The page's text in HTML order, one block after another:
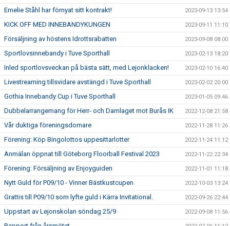
Emelie Ståhl har förnyat sitt kontrakt! 2023-09-13 13:54
KICK OFF MED INNEBANDYKUNGEN 2023-09-11 11:10
Försäljning av höstens Idrottsrabatten 2023-09-08 08:00
Sportlovsinnebandy i Tuve Sporthall 2023-02-13 18:20
Inled sportlovsveckan på bästa sätt, med Lejonklacken! 2023-02-10 16:40
Livestreaming tillsvidare avstängd i Tuve Sporthall 2023-02-02 20:00
Gothia Innebandy Cup i Tuve Sporthall 2023-01-05 09:46
Dubbelarrangemang för Herr- och Damlaget mot Burås IK 2022-12-08 21:58
Vår duktiga föreningsdomare 2022-11-28 11:26
Förening: Köp Bingolottos uppesittarlotter 2022-11-24 11:12
Anmälan öppnat till Göteborg Floorball Festival 2023 2022-11-22 22:34
Förening: Försäljning av Enjoyguiden 2022-11-01 11:18
Nytt Guld för P09/10 - Vinner Bästkustcupen 2022-10-03 13:24
Grattis till P09/10 som lyfte guld i Kärra Invitational. 2022-09-26 22:44
Uppstart av Lejonskolan söndag 25/9 2022-09-08 11:56